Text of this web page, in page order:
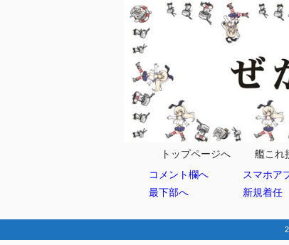
トップページへ
コメント欄へ
最下部へ
艦これ
スマホア
新規着任
作戦室
簡単な
2.1 編
2.1.1
2.1.3